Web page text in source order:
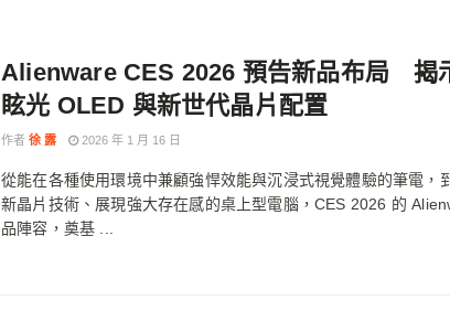
Alienware CES 2026 預告新品布局 揭
眩光 OLED 與新世代晶片配置
作者 徐 露 2026 年 1 月 16 日
從能在各種使用環境中兼顧強悍效能與沉浸式視覺體驗的筆電，
新晶片技術、展現強大存在感的桌上型電腦，CES 2026 的
品陣容，奠基 ...